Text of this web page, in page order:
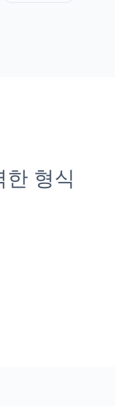
형식